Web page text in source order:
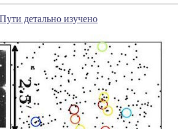
детально изучено